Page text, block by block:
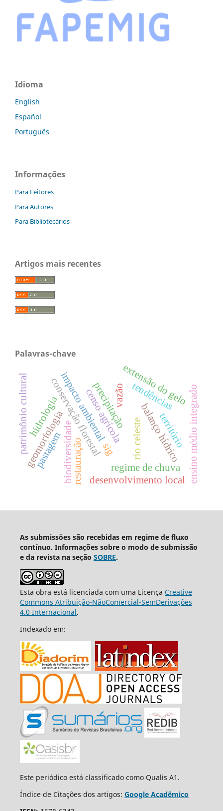
Idioma
English
Español
Português
Informações
Para Leitores
Para Autores
Para Bibliotecários
Artigos mais recentes
Palavras-chave
conservação florestal
impacto ambiental
censo agrícola
biodiversidade rio celeste
tendências
precipitação
vazão
balanço hídrico
geomorfologia
hidrologia
regime de chuva
extensão do gelo
território
desenvolvimento local ensino médio integrado
restauração
pastagem
patrimônio cultural sig
As submissões são recebidas em regime de fluxo
contínuo. Informações sobre o modo de submissão
e da revista na seção SOBRE.
Esta obra está licenciada com uma Licença Creative
Commons Atribuição-NãoComercial-SemDerivações
4.0 Internacional.
Indexado em:
Este periódico está classificado como Qualis A1.
Índice de Citações dos artigos: Google Acadêmico